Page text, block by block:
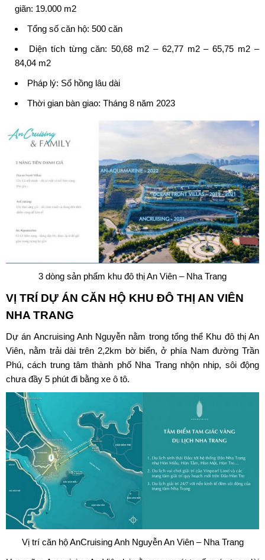
giãn: 19.000 m2
Tổng số căn hộ: 500 căn
Diện tích từng căn: 50,68 m2 – 62,77 m2 – 65,75 m2 –
84,04 m2
Pháp lý: Sổ hồng lâu dài
Thời gian bàn giao: Tháng 8 năm 2023
3 dòng sản phẩm khu đô thị An Viên – Nha Trang
VỊ TRÍ DỰ ÁN CĂN HỘ KHU ĐÔ THỊ AN VIÊN
NHA TRANG
Dự án Ancruising Anh Nguyễn nằm trong tổng thể Khu đô thị An
Viên, nằm trải dài trên 2,2km bờ biển, ở phía Nam đường Trần
Phú, cách trung tâm thành phố Nha Trang nhộn nhip, sôi động
chưa đầy 5 phút đi bằng xe ô tô.
Vị trí căn hộ AnCruising Anh Nguyễn An Viên – Nha Trang